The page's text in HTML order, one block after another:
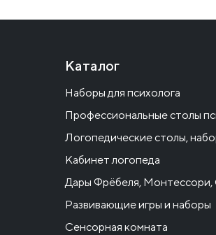
Каталог
Наборы для психолога
Профессиональные столы
Логопедические столы,
Кабинет логопеда
Дары Фрёбеля, Монтессори,
Развивающие игры и наборы
Сенсорная комната